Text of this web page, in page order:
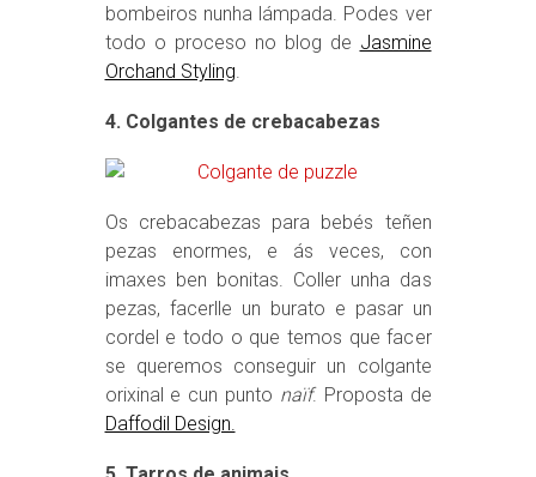
bombeiros nunha lámpada. Podes ver
todo o proceso no blog de Jasmine
Orchand Styling.
4. Colgantes de crebacabezas
Os crebacabezas para bebés teñen
pezas enormes, e ás veces, con
imaxes ben bonitas. Coller unha das
pezas, facerlle un burato e pasar un
cordel e todo o que temos que facer
se queremos conseguir un colgante
orixinal e cun punto naïf. Proposta de
Daffodil Design.